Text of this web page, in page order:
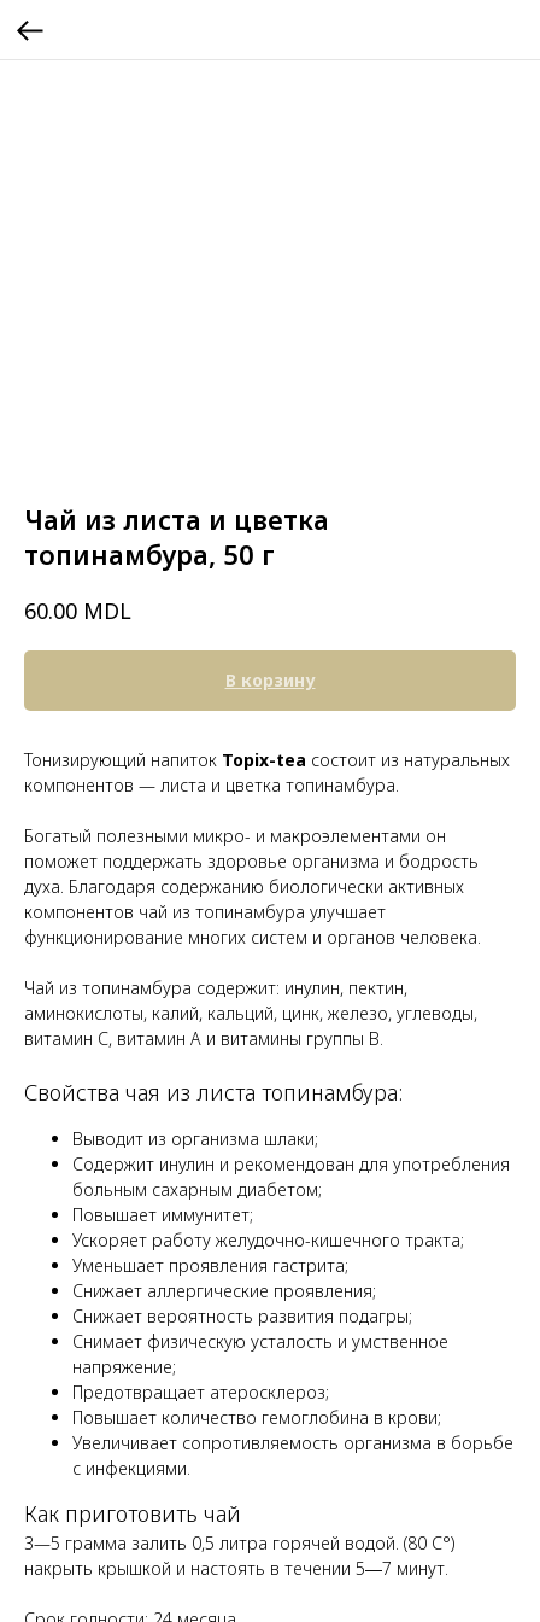
Чай из листа и цветка
топинамбура, 50 г
60.00 MDL
В корзину
Тонизирующий напиток Topix-tea состоит из натуральных
компонентов — листа и цветка топинамбура.
Богатый полезными микро- и макроэлементами он
поможет поддержать здоровье организма и бодрость
духа. Благодаря содержанию биологически активных
компонентов чай из топинамбура улучшает
функционирование многих систем и органов человека.
Чай из топинамбура содержит: инулин, пектин,
аминокислоты, калий, кальций, цинк, железо, углеводы,
витамин С, витамин А и витамины группы В.
Свойства чая из листа топинамбура:
Выводит из организма шлаки;
Содержит инулин и рекомендован для употребления
больным сахарным диабетом;
Повышает иммунитет;
Ускоряет работу желудочно-кишечного тракта;
Уменьшает проявления гастрита;
Снижает аллергические проявления;
Снижает вероятность развития подагры;
Снимает физическую усталость и умственное
напряжение;
Предотвращает атеросклероз;
Повышает количество гемоглобина в крови;
Увеличивает сопротивляемость организма в борьбе
с инфекциями.
Как приготовить чай
3—5 грамма залить 0,5 литра горячей водой. (80 С°)
накрыть крышкой и настоять в течении 5―7 минут.